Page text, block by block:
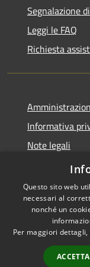
Segnalazione
Leggi le FAQ
Richiesta
Informativa
Note legali
Dichiarazione
Accessibilità
Questo sito web
necessari al
nonché un
Per maggiori